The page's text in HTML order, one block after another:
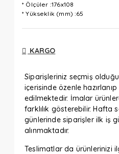
* Ölçüler :176x108
* Yükseklik (mm) :65
KARGO
Siparişleriniz seçmiş
içerisinde özenle
edilmektedir. İmalar
farklılık gösterebilir. Hafta
günlerinde siparişler ilk iş
alınmaktadır.
Teslimatlar da ürünlerinizi